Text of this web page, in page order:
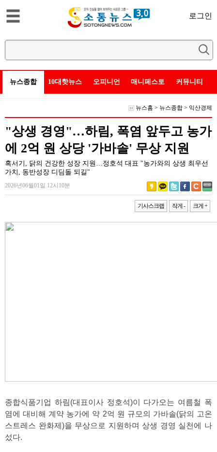
로그인
뉴스종합 10대핫뉴스 오피니언 매니페스토 커뮤니티
뉴스홈 > 뉴스종합 > 익산경제
"상생 경영"…하림, 폭염 앞두고 농가
에 2억 원 상당 '가바솔' 무상 지원
혹서기, 닭의 건강한 성장 지원…정호석 대표 "농가와의 상생 최우선
가치, 동반성장 디딤돌 되길"
2026년06월01일 12시10분
기사스크랩 작게 - 크게 +
종합식품기업 하림(대표이사 정호석)이 다가오는 여름철 폭
염에 대비해 계약 농가에 약 2억 원 규모의 가바솔(닭의 고온
스트레스 완화제)을 무상으로 지원하며 상생 경영 실천에 나
섰다.